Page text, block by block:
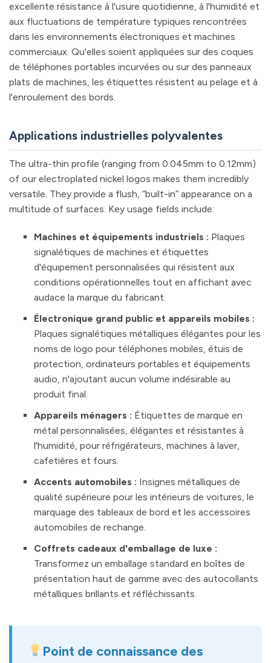
excellente résistance à l'usure quotidienne, à l'humidité et
aux fluctuations de température typiques rencontrées
dans les environnements électroniques et machines
commerciaux. Qu'elles soient appliquées sur des coques
de téléphones portables incurvées ou sur des panneaux
plats de machines, les étiquettes résistent au pelage et à
l'enroulement des bords.
Applications industrielles polyvalentes
The ultra-thin profile (ranging from 0.045mm to 0.12mm)
of our electroplated nickel logos makes them incredibly
versatile. They provide a flush, “built-in” appearance on a
multitude of surfaces. Key usage fields include:
Machines et équipements industriels : Plaques
signalétiques de machines et étiquettes
d'équipement personnalisées qui résistent aux
conditions opérationnelles tout en affichant avec
audace la marque du fabricant.
Électronique grand public et appareils mobiles :
Plaques signalétiques métalliques élégantes pour les
noms de logo pour téléphones mobiles, étuis de
protection, ordinateurs portables et équipements
audio, n'ajoutant aucun volume indésirable au
produit final.
Appareils ménagers : Étiquettes de marque en
métal personnalisées, élégantes et résistantes à
l'humidité, pour réfrigérateurs, machines à laver,
cafetières et fours.
Accents automobiles : Insignes métalliques de
qualité supérieure pour les intérieurs de voitures, le
marquage des tableaux de bord et les accessoires
automobiles de rechange.
Coffrets cadeaux d'emballage de luxe :
Transformez un emballage standard en boîtes de
présentation haut de gamme avec des autocollants
métalliques brillants et réfléchissants.
Point de connaissance des